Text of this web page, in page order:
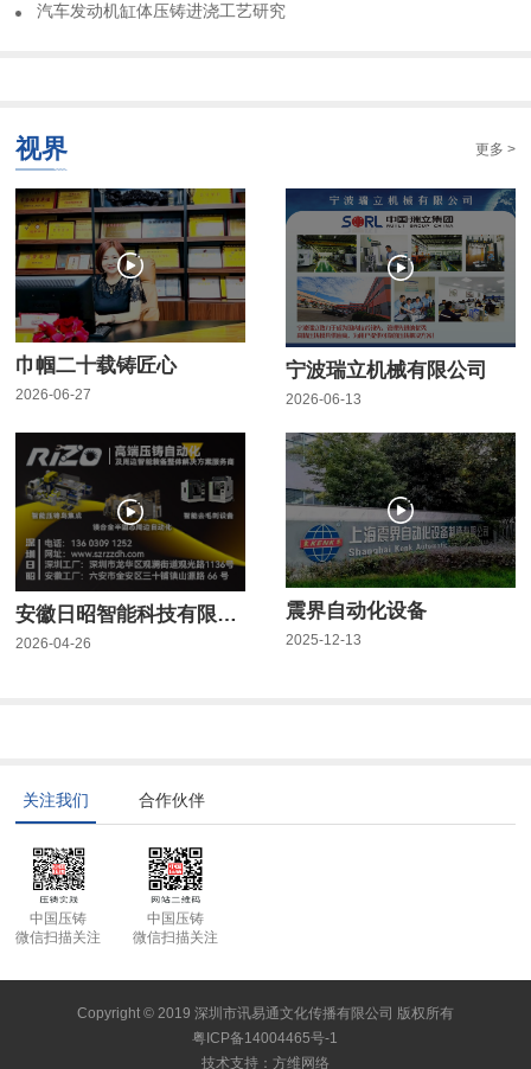
​汽车发动机缸体压铸进浇工艺研究
视界 更多 >
巾帼二十载铸匠心
2026-06-27
宁波瑞立机械有限公司
2026-06-13
安徽日昭智能科技有限公司
2026-04-26
震界自动化设备
2025-12-13
关注我们 合作伙伴
中国压铸
微信扫描关注
中国压铸
微信扫描关注
Copyright © 2019 深圳市讯易通文化传播有限公司 版权所有
粤ICP备14004465号-1
技术支持： 方维网络